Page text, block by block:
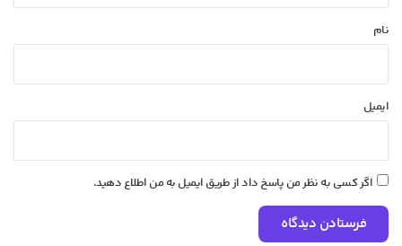
نام
ایمیل
اگر کسی به نظر من پاسخ داد از طریق ایمیل به من اطلاع دهید.